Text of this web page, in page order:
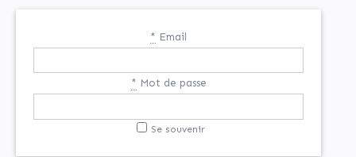
* Email
* Mot de passe
Se souvenir